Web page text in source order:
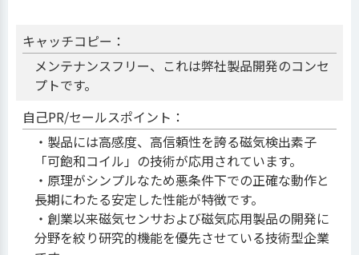
キャッチコピー：
メンテナンスフリー、これは弊社製品開発のコンセ
プトです。
自己PR/セールスポイント：
・製品には高感度、高信頼性を誇る磁気検出素子
「可飽和コイル」の技術が応用されています。
・原理がシンプルなため悪条件下での正確な動作と
長期にわたる安定した性能が特徴です。
・創業以来磁気センサおよび磁気応用製品の開発に
分野を絞り研究的機能を優先させている技術型企業